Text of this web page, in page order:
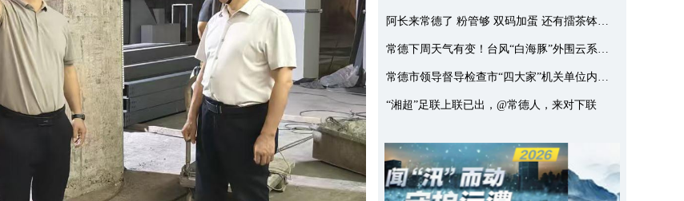
阿长来常德了 粉管够 双码加蛋 还有擂茶钵子菜
常德下周天气有变！台风“白海豚”外围云系或带来强风雨
常德市领导督导检查市“四大家”机关单位内保及河街暑期治安防控工作
“湘超”足联上联已出，@常德人，来对下联